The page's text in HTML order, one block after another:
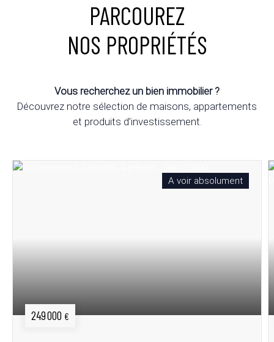
PARCOUREZ
NOS PROPRIÉTÉS
Vous recherchez un bien immobilier ?
Découvrez notre sélection de maisons, appartements
et produits d’investissement.
A voir absolument
249 000 €